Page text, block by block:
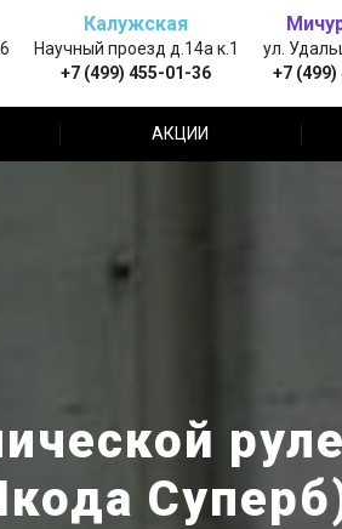
Калужская
Научный проезд д.14а к.1
+7 (499) 455-01-36
ул.
+7
АКЦИИ